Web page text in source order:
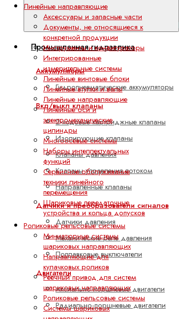
Промышленная гидравлика
Аккумуляторы
Гидропневматические аккумуляторы
Вкл/выкл клапаны
2-ходовые картриджные клапаны
Изолирующие клапаны
Клапаны давления
Клапаны управления потоком
Направленные клапаны
Датчики и преобразователи сигналов
Датчики давления
Механические реле давления
Поплавковые выключатели
Двигатели
Аксиально-поршневые двигатели
Радиально-поршневые двигатели
Линейные направляющие
Аксессуары и запасные части
Документы, не относящиеся к
конкретной продукции
Инструменты и конфигураторы
Интегрированные
измерительные системы
Линейные винтовые блоки
Линейные втулки и валы
Линейные направляющие
Линейные оси и
электромеханические
цилиндры
Многоосевые системы
Наборы интеллектуальных
функций
Сервисное обслуживание
техники линейного
перемещения
Шариковые передаточные
устройства и кольца допусков
Роликовые рельсовые системы
Миниатюрные системы
шариковых направляющих
Направляющие для
кулачковых роликов
Реечный привод для систем
шариковых направляющих
Роликовые рельсовые системы
Системы шариковых